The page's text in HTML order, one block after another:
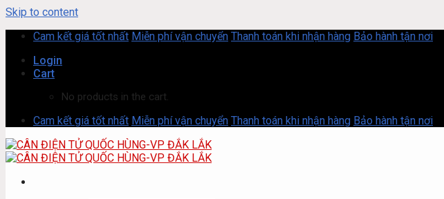
Skip to content
Cam kết giá tốt nhất Miễn phí vận chuyển Thanh toán khi nhận hàng Bảo hành tận nơi
Login
Cart
No products in the cart.
Cam kết giá tốt nhất Miễn phí vận chuyển Thanh toán khi nhận hàng Bảo hành tận nơi